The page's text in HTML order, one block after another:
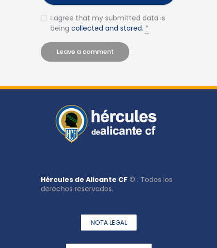
I agree that my submitted data is
being collected and stored.*
Hércules de Alicante CF © . Todos los
derechos reservados.
NOTA LEGAL